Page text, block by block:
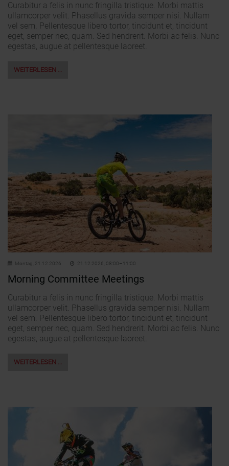
Curabitur a felis in nunc fringilla tristique. Morbi mattis
ullamcorper velit. Phasellus gravida semper nisi. Nullam
vel sem. Pellentesque libero tortor, tincidunt et, tincidunt
eget, semper nec, quam. Sed hendrerit. Morbi ac felis. Nunc
egestas, augue at pellentesque laoreet.
WEITERLESEN …
Montag, 21.12.2026 21.12.2026, 08:00–11:00
Morning Committee Meetings
Curabitur a felis in nunc fringilla tristique. Morbi mattis
ullamcorper velit. Phasellus gravida semper nisi. Nullam
vel sem. Pellentesque libero tortor, tincidunt et, tincidunt
eget, semper nec, quam. Sed hendrerit. Morbi ac felis. Nunc
egestas, augue at pellentesque laoreet.
WEITERLESEN …